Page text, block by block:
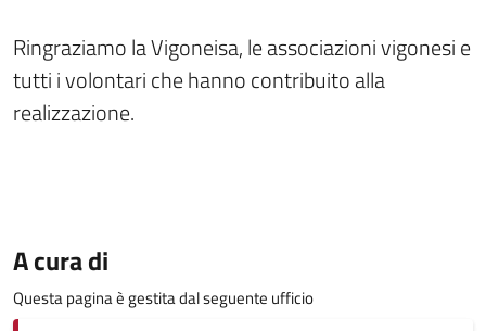
Ringraziamo la Vigoneisa, le associazioni vigonesi e
tutti i volontari che hanno contribuito alla
realizzazione.
A cura di
Questa pagina è gestita dal seguente ufficio